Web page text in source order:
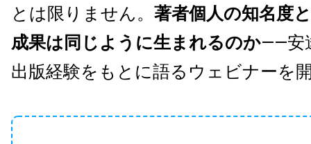
とは限りません。 著者個人の知名度
成果は同じように生まれるのか——安
出版経験をもとに語るウェビナーを